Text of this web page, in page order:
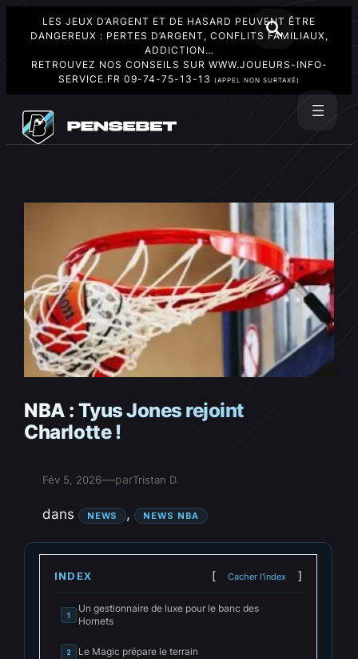
LES JEUX D’ARGENT ET DE HASARD PEUVENT ÊTRE
DANGEREUX : PERTES D’ARGENT, CONFLITS FAMILIAUX,
ADDICTION…
RETROUVEZ NOS CONSEILS SUR WWW.JOUEURS-INFO-
SERVICE.FR 09-74-75-13-13 (APPEL NON SURTAXÉ)
contenu
NBA : Tyus Jones rejoint
Charlotte !
Fév 5, 2026—parTristan D.
dans NEWS , NEWS NBA
INDEX Cacher l'index
1
Un gestionnaire de luxe pour le banc des
Hornets
2 Le Magic prépare le terrain